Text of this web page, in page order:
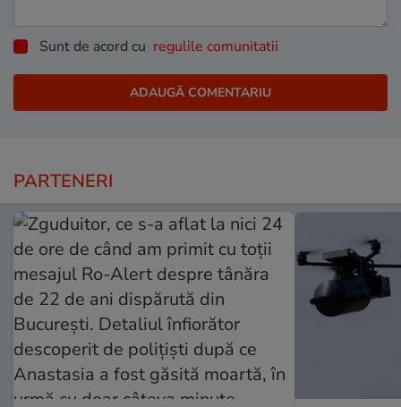
Sunt de acord cu regulile comunitatii
PARTENERI